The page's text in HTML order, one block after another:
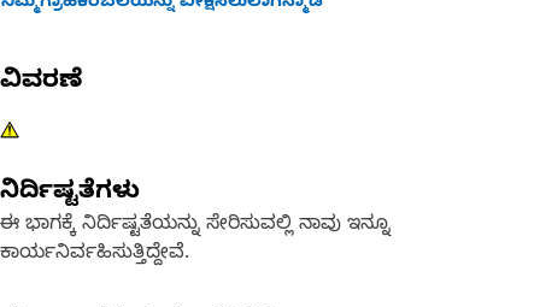
ವಿವರಣೆ
ನಿರ್ದಿಷ್ಟತೆಗಳು
ಈ ಭಾಗಕ್ಕೆ ನಿರ್ದಿಷ್ಟತೆಯನ್ನು ಸೇರಿಸುವಲ್ಲಿ ನಾವು ಇನ್ನೂ
ಕಾರ್ಯನಿರ್ವಹಿಸುತ್ತಿದ್ದೇವೆ.